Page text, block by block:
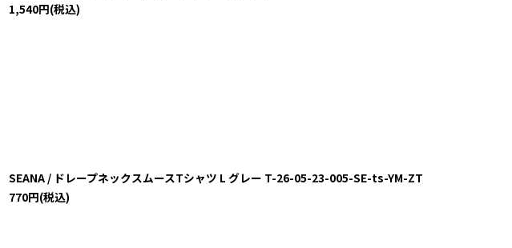
1,540円(税込)
SEANA / ドレープネックスムースTシャツ L グレー T-26-05-23-005-SE-ts-YM-ZT
770円(税込)